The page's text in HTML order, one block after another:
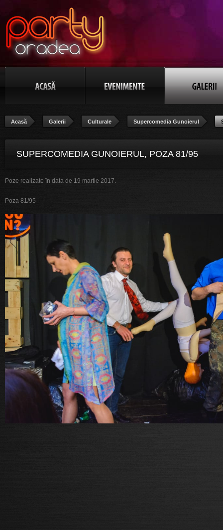
Acasă Galerii Culturale Supercomedia Gunoierul
SUPERCOMEDIA GUNOIERUL, POZA 81/95
Poze realizate în data de 19 martie 2017.
Poza 81/95